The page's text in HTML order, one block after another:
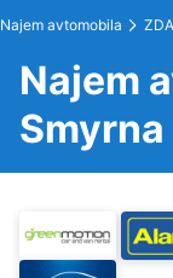
Najem avtomobila ZDA
Najem